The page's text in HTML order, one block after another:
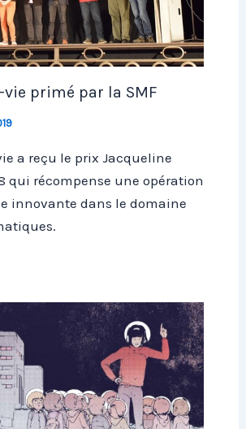
vie primé par la SMF
a reçu le prix Jacqueline
qui récompense une opération
innovante dans le domaine